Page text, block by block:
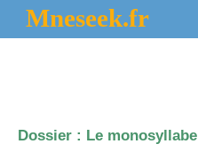
Mneseek.fr
Dossier : Le monosyllabe